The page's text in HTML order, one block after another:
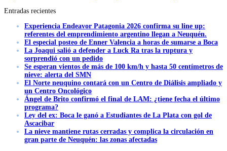
Entradas recientes
Experiencia Endeavor Patagonia 2026 confirma su line up:
referentes del emprendimiento argentino llegan a Neuquén.
El especial posteo de Enner Valencia a horas de sumarse a Boca
La Joaqui salió a defender a Luck Ra tras la ruptura y
sorprendió con un pedido
Se esperan vientos de más de 100 km/h y hasta 50 centímetros de
nieve: alerta del SMN
El Norte neuquino contará con un Centro de Diálisis ampliado y
un Centro Oncológico
Ángel de Brito confirmó el final de LAM: ¿tiene fecha el último
programa?
Ley del ex: Boca le ganó a Estudiantes de La Plata con gol de
Ascacibar
La nieve mantiene rutas cerradas y complica la circulación en
gran parte de Neuquén: las zonas afectadas